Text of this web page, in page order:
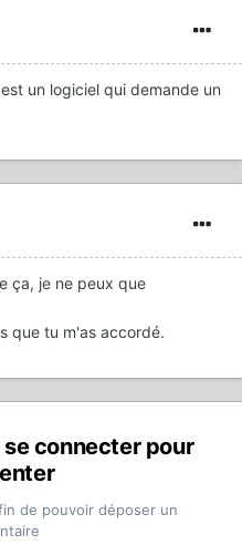
un logiciel qui demande un
ça, je ne peux que
que tu m'as accordé.
connecter pour
de pouvoir déposer un